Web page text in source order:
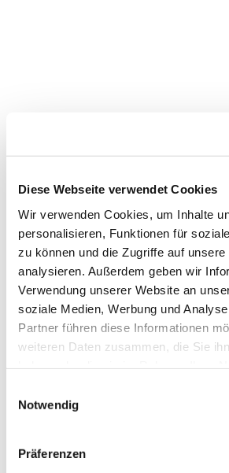
Diese Webseite verwendet Cookies
Wir verwenden Cookies, um Inhalte
personalisieren, Funktionen für
zu können und die Zugriffe auf
analysieren. Außerdem geben wir
Verwendung unserer Website an
soziale Medien, Werbung und
Partner führen diese Informationen
weiteren Daten zusammen, die Sie
Notwendig
Präferenzen
Dies könnte